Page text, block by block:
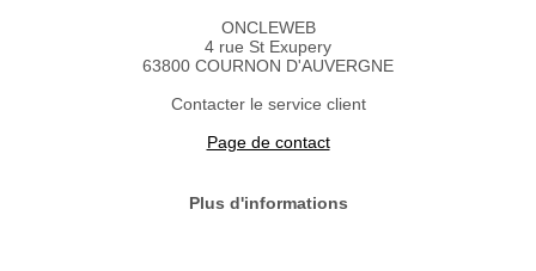
ONCLEWEB
4 rue St Exupery
63800 COURNON D'AUVERGNE
Contacter le service client
Page de contact
Plus d'informations